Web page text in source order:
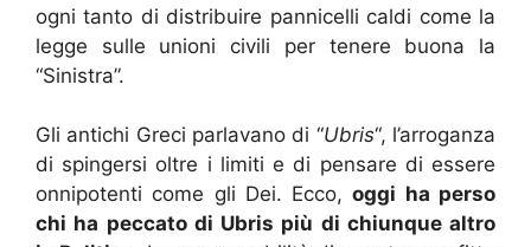
ogni tanto di distribuire pannicelli caldi come la
legge sulle unioni civili per tenere buona la
“Sinistra”.
Gli antichi Greci parlavano di “Ubris“, l’arroganza
di spingersi oltre i limiti e di pensare di essere
onnipotenti come gli Dei. Ecco,oggi ha perso
chi ha peccato di Ubris più di chiunque altro